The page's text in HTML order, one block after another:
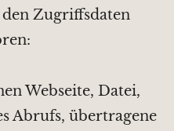
Zugriffsdaten
Webseite, Datei,
Abrufs, übertragene